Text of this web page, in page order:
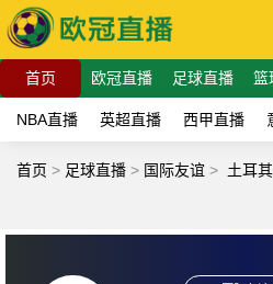
首页 欧冠直播 足球直播 篮
NBA直播 英超直播 西甲直播
首页 > 足球直播 > 国际友谊 > 土耳